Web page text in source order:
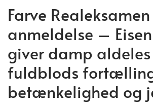
Farve
anmeldelse –
giver damp
fuldblods
betænkelighed og